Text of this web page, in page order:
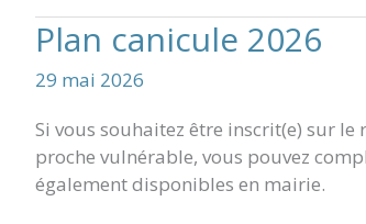
DE
L’EAU
DANS
DÉPARTEMENT
DE
LA
CHARENTE-
MONSIEUR
LE
MAIRE
Plan canicule 2026
29 mai 2026
Si vous souhaitez être inscrit(e) sur
proche vulnérable, vous pouvez
également disponibles en mairie.